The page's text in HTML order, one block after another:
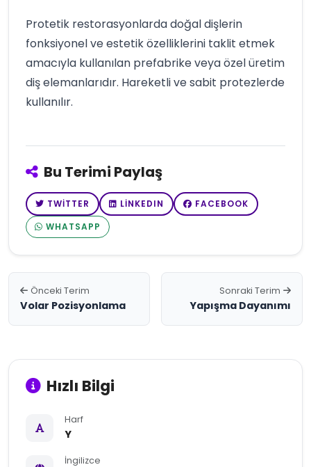
Protetik restorasyonlarda doğal dişlerin
fonksiyonel ve estetik özelliklerini taklit etmek
amacıyla kullanılan prefabrike veya özel üretim
diş elemanlarıdır. Hareketli ve sabit protezlerde
kullanılır.
Bu Terimi Paylaş
TWITTER LINKEDIN
FACEBOOK
WHATSAPP
Önceki Terim
Volar Pozisyonlama
Sonraki Terim
Yapışma Dayanımı
Hızlı Bilgi
Harf
Y
İngilizce